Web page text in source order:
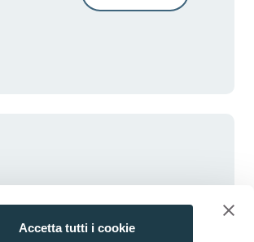
Accetta tutti i cookie